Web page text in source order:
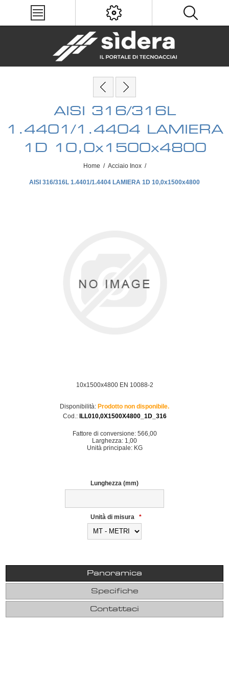
AISI 316/316L
1.4401/1.4404 LAMIERA
1D 10,0x1500x4800
Home / Acciaio Inox /
AISI 316/316L 1.4401/1.4404 LAMIERA 1D 10,0x1500x4800
10x1500x4800 EN 10088-2
Disponibilità: Prodotto non disponibile.
Cod.:
ILL010,0X1500X4800_1D_316
Fattore di conversione: 566,00
Larghezza: 1,00
Unità principale: KG
Lunghezza (mm)
Unità di misura *
Panoramica
Specifiche
Contattaci